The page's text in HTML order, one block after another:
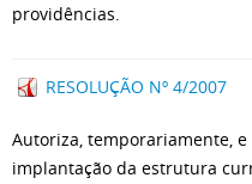
providências.
RESOLUÇÃO Nº 4/2007
Autoriza, temporariamente,
implantação da estrutura